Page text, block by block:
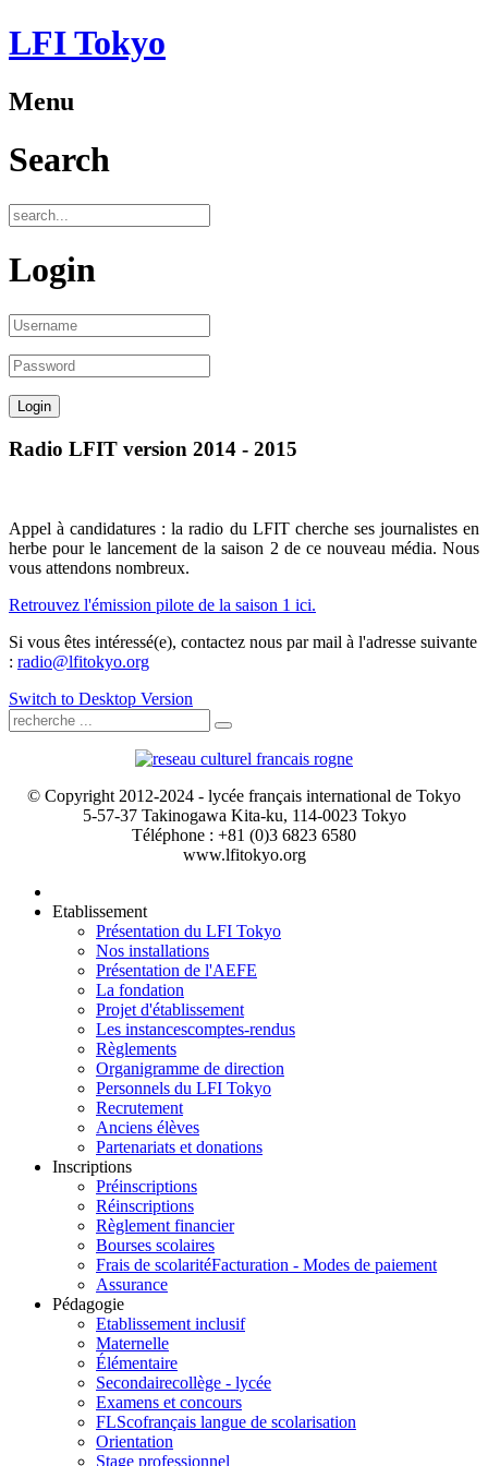
LFI Tokyo
Menu
Search
Login
Radio LFIT version 2014 - 2015
Appel à candidatures : la radio du LFIT cherche ses journalistes en
herbe pour le lancement de la saison 2 de ce nouveau média. Nous
vous attendons nombreux.
Retrouvez l'émission pilote de la saison 1 ici.
Si vous êtes intéressé(e), contactez nous par mail à l'adresse suivante
: radio@lfitokyo.org
Switch to Desktop Version
© Copyright 2012-2024 - lycée français international de Tokyo
5-57-37 Takinogawa Kita-ku, 114-0023 Tokyo
Téléphone : +81 (0)3 6823 6580
www.lfitokyo.org
Etablissement
Présentation du LFI Tokyo
Nos installations
Présentation de l'AEFE
La fondation
Projet d'établissement
Les instancescomptes-rendus
Règlements
Organigramme de direction
Personnels du LFI Tokyo
Recrutement
Anciens élèves
Partenariats et donations
Inscriptions
Préinscriptions
Réinscriptions
Règlement financier
Bourses scolaires
Frais de scolaritéFacturation - Modes de paiement
Assurance
Pédagogie
Etablissement inclusif
Maternelle
Élémentaire
Secondairecollège - lycée
Examens et concours
FLScofrançais langue de scolarisation
Orientation
Stage professionnel